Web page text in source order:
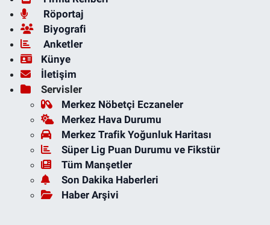
Röportaj
Biyografi
Anketler
Künye
İletişim
Servisler
Merkez Nöbetçi Eczaneler
Merkez Hava Durumu
Merkez Trafik Yoğunluk Haritası
Süper Lig Puan Durumu ve Fikstür
Tüm Manşetler
Son Dakika Haberleri
Haber Arşivi